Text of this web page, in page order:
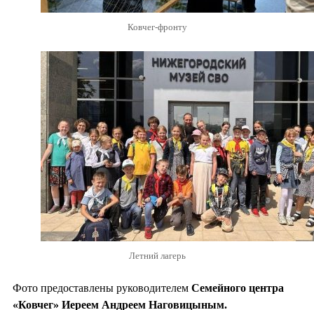
Ковчег-фронту
Летний лагерь
Фото предоставлены руководителем Семейного центра
«Ковчег» Иереем Андреем Наговицыным.